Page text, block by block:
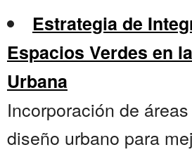
Estrategia de
Espacios Verdes en
Urbana
Incorporación de
diseño urbano para